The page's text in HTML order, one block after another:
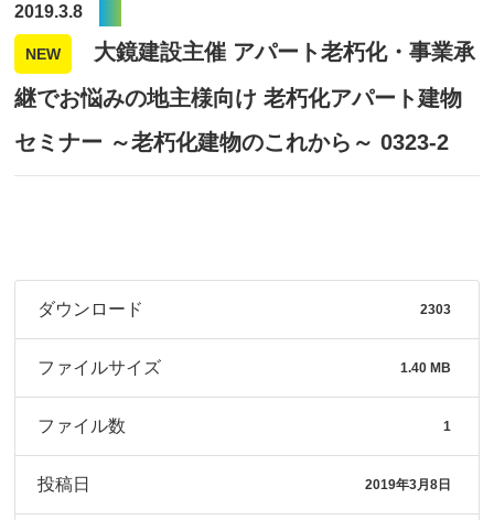
2019.3.8
NEW
大鏡建設主催 アパート老朽化・事業承
継でお悩みの地主様向け 老朽化アパート建物
セミナー ～老朽化建物のこれから～ 0323-2
ダウンロード 2303
ファイルサイズ 1.40 MB
ファイル数 1
投稿日 2019年3月8日